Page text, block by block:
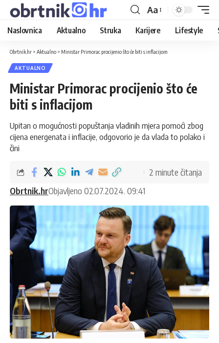
Aa
Naslovnica Aktualno Struka Karijere Lifestyle
Obrtnik.hr > Aktualno > Ministar Primorac procijenio što će biti s inflacijom
AKTUALNO
Ministar Primorac procijenio što će
biti s inflacijom
Upitan o mogućnosti popuštanja vladinih mjera pomoći zbog
cijena energenata i inflacije, odgovorio je da vlada to polako i
čini
Obrtnik.hrObjavljeno 02.07.2024. 09:41
2 minute čitanja